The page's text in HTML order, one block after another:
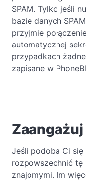
SPAM. Tylko jeśli
bazie danych
przyjmie
automatycznej
przypadkach
zapisane w
Jeśli podoba Ci się
rozpowszechnić tę
znajomymi. Im